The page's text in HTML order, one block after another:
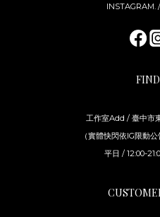
INSTAGRAM.
工作室Add / 臺中市
（實體快閃依IG限動
平日 / 12:00-